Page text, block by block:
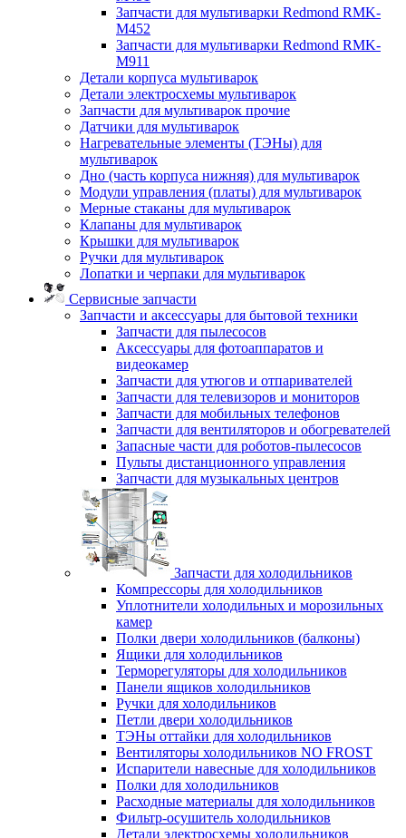
Запчасти для мультиварки Redmond RMK-
M452
Запчасти для мультиварки Redmond RMK-
M911
Детали корпуса мультиварок
Детали электросхемы мультиварок
Запчасти для мультиварок прочие
Датчики для мультиварок
Нагревательные элементы (ТЭНы) для
мультиварок
Дно (часть корпуса нижняя) для мультиварок
Модули управления (платы) для мультиварок
Мерные стаканы для мультиварок
Клапаны для мультиварок
Крышки для мультиварок
Ручки для мультиварок
Лопатки и черпаки для мультиварок
Сервисные запчасти
Запчасти и аксессуары для бытовой техники
Запчасти для пылесосов
Аксессуары для фотоаппаратов и
видеокамер
Запчасти для утюгов и отпаривателей
Запчасти для телевизоров и мониторов
Запчасти для мобильных телефонов
Запчасти для вентиляторов и обогревателей
Запасные части для роботов-пылесосов
Пульты дистанционного управления
Запчасти для музыкальных центров
Запчасти для холодильников
Компрессоры для холодильников
Уплотнители холодильных и морозильных
камер
Полки двери холодильников (балконы)
Ящики для холодильников
Терморегуляторы для холодильников
Панели ящиков холодильников
Ручки для холодильников
Петли двери холодильников
ТЭНы оттайки для холодильников
Вентиляторы холодильников NO FROST
Испарители навесные для холодильников
Полки для холодильников
Расходные материалы для холодильников
Фильтр-осушитель холодильников
Детали электросхемы холодильников